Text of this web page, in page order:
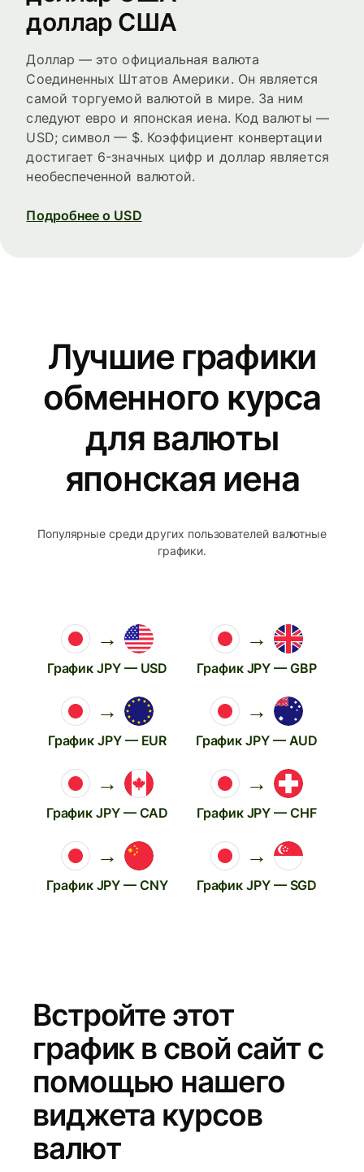
доллар США
Доллар — это официальная валюта
Соединенных Штатов Америки. Он является
самой торгуемой валютой в мире. За ним
следуют евро и японская иена. Код валюты —
USD; символ — $. Коэффициент конвертации
достигает 6-значных цифр и доллар является
необеспеченной валютой.
Подробнее о USD
Лучшие графики
обменного курса
для валюты
японская иена
Популярные среди других пользователей валютные
графики.
→
График JPY — USD
→
График JPY — GBP
→
График JPY — EUR
→
График JPY — AUD
→
График JPY — CAD
→
График JPY — CHF
→
График JPY — CNY
→
График JPY — SGD
Встройте этот
график в свой сайт с
помощью нашего
виджета курсов
валют